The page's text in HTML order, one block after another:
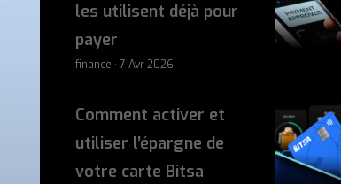
les utilisent déjà pour
payer
finance · 7 Avr 2026
Comment activer et
utiliser l’épargne de
votre carte Bitsa